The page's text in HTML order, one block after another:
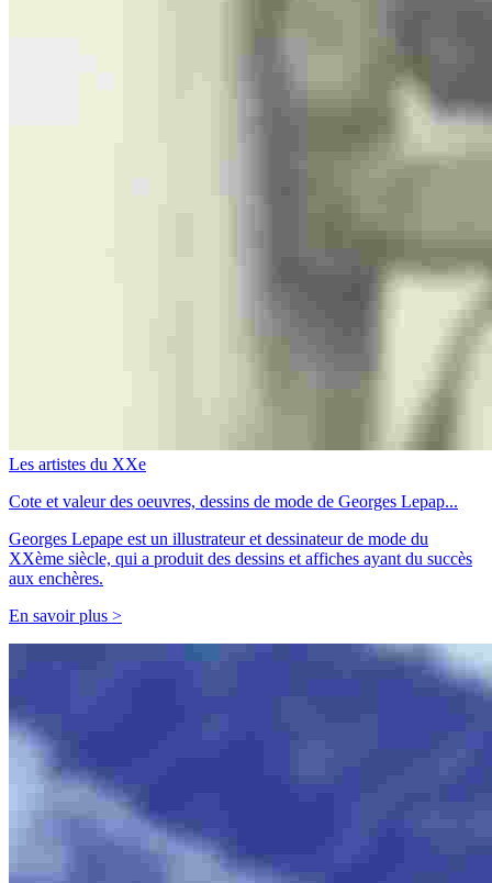
Les artistes du XXe
Cote et valeur des oeuvres, dessins de mode de Georges Lepap...
Georges Lepape est un illustrateur et dessinateur de mode du
XXème siècle, qui a produit des dessins et affiches ayant du succès
aux enchères.
En savoir plus >